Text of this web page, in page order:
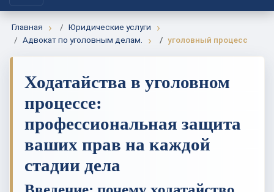
Главная
Юридические услуги
Адвокат по уголовным делам.
уголовный процесс
Ходатайства в уголовном
процессе:
профессиональная защита
ваших прав на каждой
стадии дела